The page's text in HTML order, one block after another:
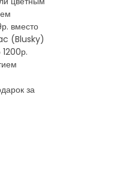
вместо
(Blusky)
за